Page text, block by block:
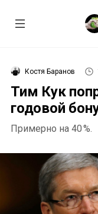
Костя Баранов
Тим Кук
годовой
Примерно на 40 %.